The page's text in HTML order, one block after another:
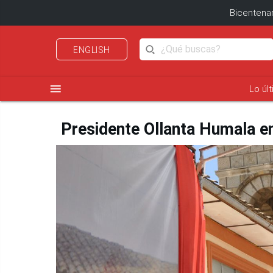
ENGLISH
menu Lo
Presidente Ollanta Humala